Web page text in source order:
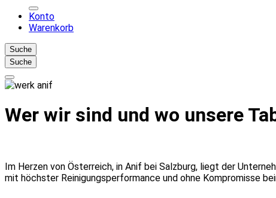
Konto
Warenkorb
Suche
Suche
Wer wir sind und wo unsere
Im Herzen von Österreich, in Anif bei Salzburg, liegt der
mit höchster Reinigungsperformance und ohne Kompromisse